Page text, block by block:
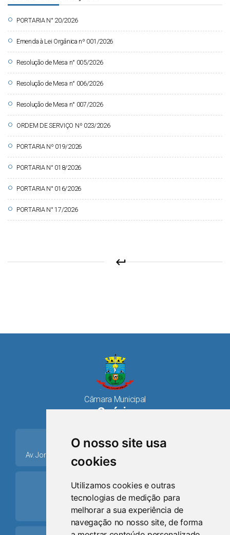
O nosso site usa
cookies
Utilizamos cookies e outras
tecnologias de medição para
melhorar a sua experiência de
navegação no nosso site, de forma
circle PORTARIA N° 20/2026
circle Emenda à Lei Orgânica nº 001/2026
circle Resolução de Mesa n° 005/2026
circle Resolução de Mesa n° 006/2026
circle Resolução de Mesa n° 007/2026
circle ORDEM DE SERVIÇO Nº 023/2026
circle PORTARIA Nº 019/2026
circle PORTARIA N° 018/2026
circle PORTARIA N° 016/2026
circle PORTARIA N° 17/2026
keyboard_return
Câmara Municipal
Osório
place
Av. Jorge Dariva, 1211, Centro CEP: 95520.000 - Osório/RS
ring_volume
Telefone
(51) 9 8024-0884